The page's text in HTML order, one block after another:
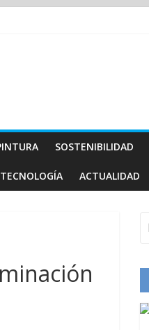
SOSTENIBILIDAD
ACTUALIDAD